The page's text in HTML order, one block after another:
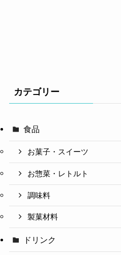
カテゴリー
食品
お菓子・スイーツ
お惣菜・レトルト
調味料
製菓材料
ドリンク